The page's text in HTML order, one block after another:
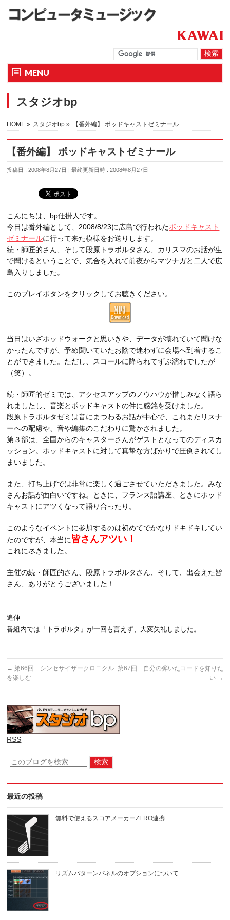
MENU
スタジオbp
HOME » スタジオbp » 【番外編】 ポッドキャストゼミナール
【番外編】 ポッドキャストゼミナール
投稿日 : 2008年8月27日 最終更新日時 : 2008年8月27日
こんにちは、bp仕掛人です。
今日は番外編として、2008/8/23に広島で行われたポッドキャスト
ゼミナールに行って来た模様をお送りします。
続・師匠的さん、そして段原トラボルタさん、カリスマのお話が生
で聞けるということで、気合を入れて前夜からマツナガと二人で広
島入りしました。
このプレイボタンをクリックしてお聴きください。
当日はいざポッドウォークと思いきや、データが壊れていて聞けな
かったんですが、予め聞いていたお陰で迷わずに会場へ到着するこ
とができました。ただし、スコールに降られてずぶ濡れでしたが
（笑）。
続・師匠的ゼミでは、アクセスアップのノウハウが惜しみなく語ら
れましたし、音楽とポッドキャストの件に感銘を受けました。
段原トラボルタゼミは音にまつわるお話が中心で、これまたリスナ
ーへの配慮や、音や編集のこだわりに驚かされました。
第３部は、全国からのキャスターさんがゲストとなってのディスカ
ッション。ポッドキャストに対して真摯な方ばかりで圧倒されてし
まいました。
また、打ち上げでは非常に楽しく過ごさせていただきました。みな
さんお話が面白いですね。ときに、フランス語講座、ときにポッド
キャストにアツくなって語り合ったり。
このようなイベントに参加するのは初めてでかなりドキドキしてい
たのですが、本当に皆さんアツい！
これに尽きました。
主催の続・師匠的さん、段原トラボルタさん、そして、出会えた皆
さん、ありがとうございました！
追伸
番組内では「トラボルタ」が一回も言えず、大変失礼しました。
← 第66回 シンセサイザークロニクル
を楽しむ
第67回 自分の弾いたコードを知りた
い →
RSS
最近の投稿
無料で使えるスコアメーカーZERO連携
リズムパターンパネルのオプションについて